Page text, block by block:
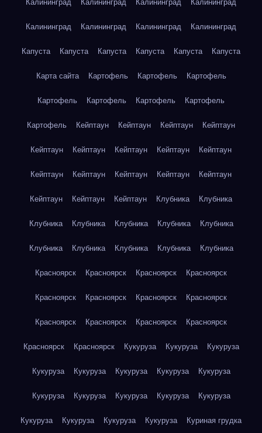
Калининград Калининград Калининград Калининград
Калининград Калининград Калининград Калининград
Капуста Капуста Капуста Капуста Капуста Капуста
Карта сайта Картофель Картофель Картофель
Картофель Картофель Картофель Картофель
Картофель Кейптаун Кейптаун Кейптаун Кейптаун
Кейптаун Кейптаун Кейптаун Кейптаун Кейптаун
Кейптаун Кейптаун Кейптаун Кейптаун Кейптаун
Кейптаун Кейптаун Кейптаун Клубника Клубника
Клубника Клубника Клубника Клубника Клубника
Клубника Клубника Клубника Клубника Клубника
Красноярск Красноярск Красноярск Красноярск
Красноярск Красноярск Красноярск Красноярск
Красноярск Красноярск Красноярск Красноярск
Красноярск Красноярск Кукуруза Кукуруза Кукуруза
Кукуруза Кукуруза Кукуруза Кукуруза Кукуруза
Кукуруза Кукуруза Кукуруза Кукуруза Кукуруза
Кукуруза Кукуруза Кукуруза Кукуруза Куриная грудка